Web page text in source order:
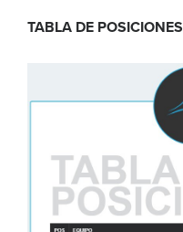
TABLA DE POSICIONES